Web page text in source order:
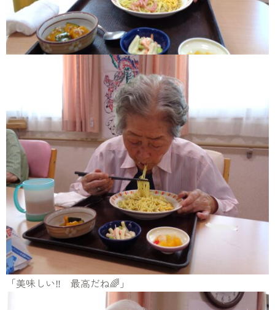
「美味しい‼️ 最高だね🌈」